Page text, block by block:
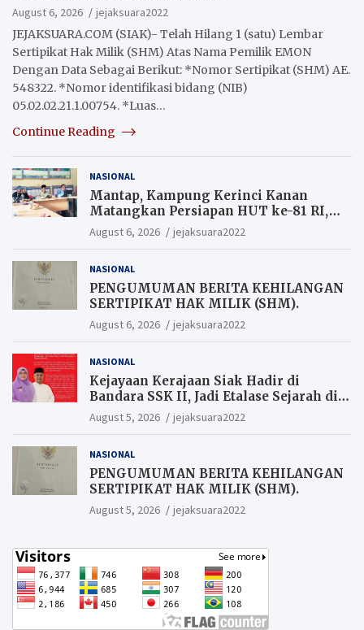
August 6, 2026
jejaksuara2022
JEJAKSUARA.COM (SIAK)- Telah Hilang 1 (satu) Lembar
Sertipikat Hak Milik (SHM) Atas Nama Pemilik EMON
Dengan Data Sebagai Berikut: *Nomor Sertipikat (SHM) AE.
548322. *Nomor identifikasi bidang (NIB)
05.02.02.21.1.00754. *Luas…
Continue Reading
NASIONAL
Mantap, Kampung Kerinci Kanan
Matangkan Persiapan HUT ke-81 RI,
Warga yang ikut Upacara
Berkesempatan Raih Hadiah
August 6, 2026 jejaksuara2022
NASIONAL
PENGUMUMAN BERITA KEHILANGAN
SERTIPIKAT HAK MILIK (SHM).
August 6, 2026 jejaksuara2022
NASIONAL
Kejayaan Kerajaan Siak Hadir di
Bandara SSK II, Jadi Etalase Sejarah di
Gerbang Riau
August 5, 2026 jejaksuara2022
NASIONAL
PENGUMUMAN BERITA KEHILANGAN
SERTIPIKAT HAK MILIK (SHM).
August 5, 2026 jejaksuara2022